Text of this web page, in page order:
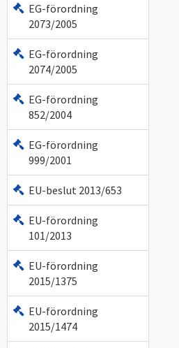
EG-förordning
2073/2005
EG-förordning
2074/2005
EG-förordning
852/2004
EG-förordning
999/2001
EU-beslut 2013/653
EU-förordning
101/2013
EU-förordning
2015/1375
EU-förordning
2015/1474